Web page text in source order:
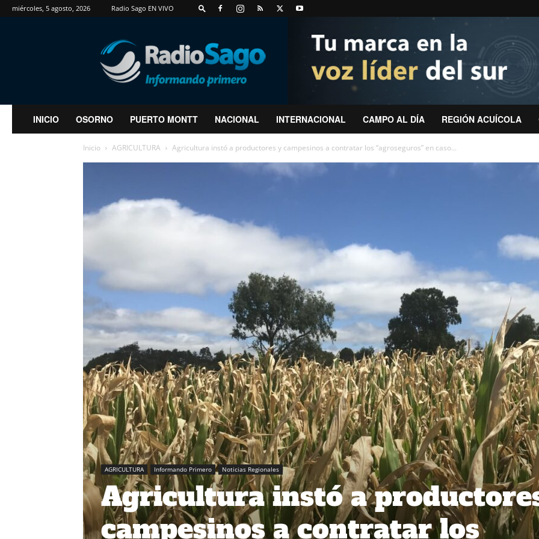
miércoles, 5 agosto, 2026 Radio Sago EN VIVO
RadioSago
INICIO OSORNO PUERTO MONTT NACIONAL INTERNACIONAL CAMPO AL DÍA REGIÓN ACUÍCOLA
Inicio AGRICULTURA Agricultura instó a productores y campesinos a contratar los “agroseguros” en caso...
AGRICULTURA Informando Primero Noticias Regionales
Agricultura instó a
campesinos a contratar los